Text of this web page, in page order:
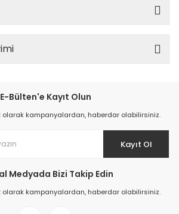
E-Bülten'e Kayıt Olun
olarak kampanyalardan, haberdar olabilirsiniz.
Kayıt Ol
Medyada Bizi Takip Edin
olarak kampanyalardan, haberdar olabilirsiniz.